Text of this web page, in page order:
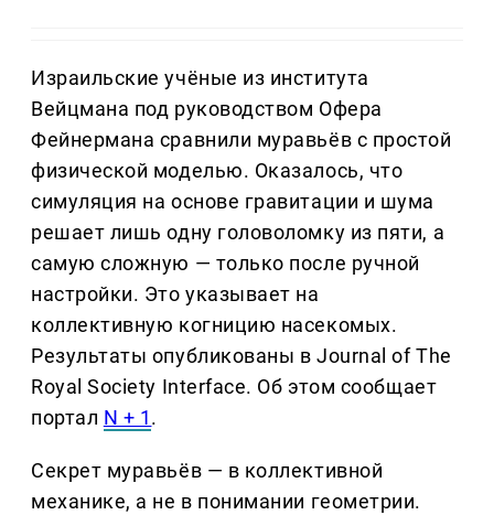
Израильские учёные из института
Вейцмана под руководством Офера
Фейнермана сравнили муравьёв с простой
физической моделью. Оказалось, что
симуляция на основе гравитации и шума
решает лишь одну головоломку из пяти, а
самую сложную — только после ручной
настройки. Это указывает на
коллективную когницию насекомых.
Результаты опубликованы в Journal of The
Royal Society Interface. Об этом сообщает
портал N + 1.
Секрет муравьёв — в коллективной
механике, а не в понимании геометрии.